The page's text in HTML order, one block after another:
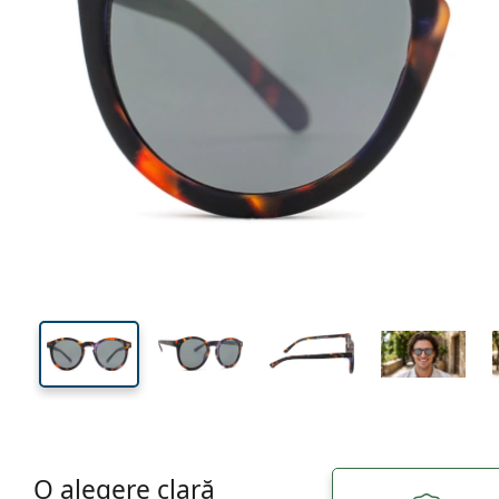
Lățimea ramei
48 mm
Înălțime lentilă
50 mm
Lățimea lentilei
O alegere clară